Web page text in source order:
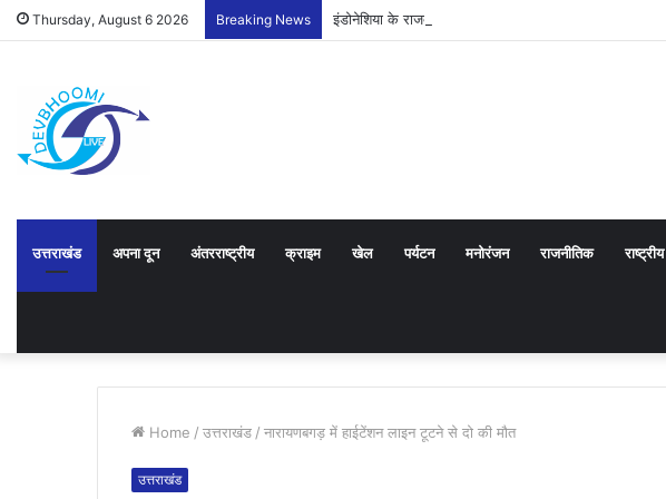
Thursday, August 6 2026 Breaking News इंडोनेशिया के राजदूत को उत्तराखंड सरकार के प्रयासों की
उत्तराखंड अपना दून अंतरराष्ट्रीय क्राइम खेल पर्यटन मनोरंजन राजनीतिक राष्ट्रीय
Home / उत्तराखंड / नारायणबगड़ में हाईटेंशन लाइन टूटने से दो की मौत
उत्तराखंड